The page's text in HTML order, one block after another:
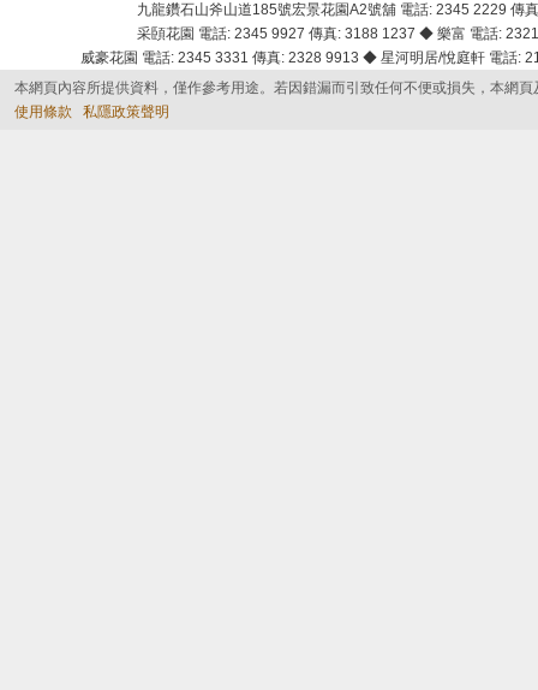
九龍鑽石山斧山道185號宏景花園A2號舖 電話: 2345 2229
采頣花園 電話: 2345 9927 傳真: 3188 1237 ◆ 樂富 電話:
威豪花園 電話: 2345 3331 傳真: 2328 9913 ◆ 星河明居/悅庭軒 電話
本網頁內容所提供資料，僅作參考用途。若因錯漏而引致任何不便或損失，本網
使用條款
私隱政策聲明